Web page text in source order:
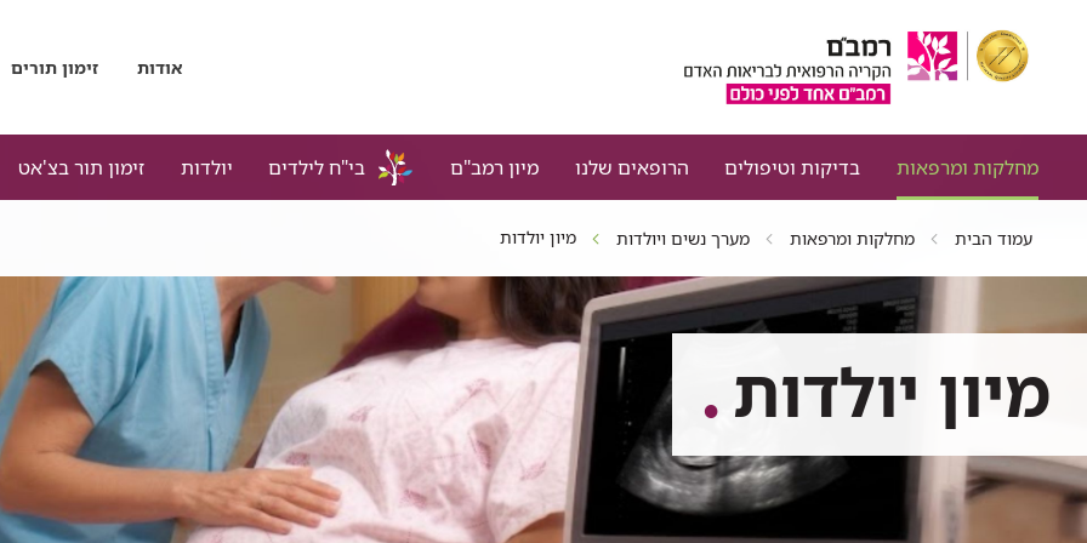
אודות זימון תורים
מחלקות ומרפאות בדיקות וטיפולים הרופאים שלנו מיון רמב"ם בי"ח לילדים יולדות זימון תור בצ'אט
עמוד הבית מחלקות ומרפאות מערך נשים ויולדות מיון יולדות
מיון יולדות